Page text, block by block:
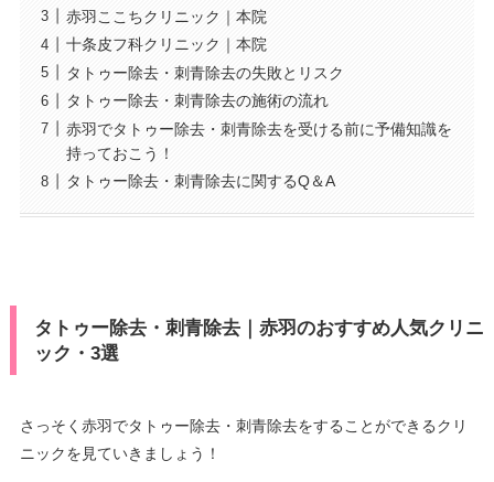
赤羽ここちクリニック｜本院
十条皮フ科クリニック｜本院
タトゥー除去・刺青除去の失敗とリスク
タトゥー除去・刺青除去の施術の流れ
赤羽でタトゥー除去・刺青除去を受ける前に予備知識を
持っておこう！
タトゥー除去・刺青除去に関するQ＆A
タトゥー除去・刺青除去｜赤羽のおすすめ人気クリニ
ック・3選
さっそく赤羽でタトゥー除去・刺青除去をすることができるクリ
ニックを見ていきましょう！